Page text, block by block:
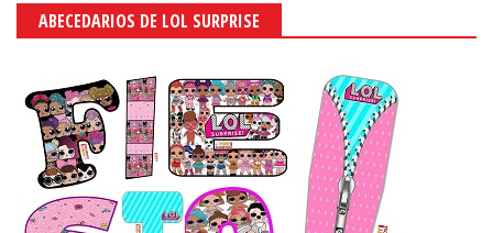
ABECEDARIOS DE LOL SURPRISE